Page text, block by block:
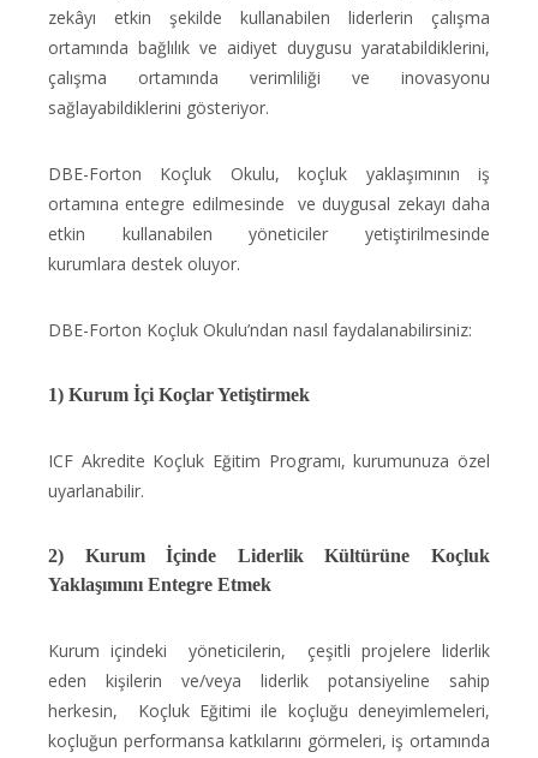
zekâyı etkin şekilde kullanabilen liderlerin çalışma
ortamında bağlılık ve aidiyet duygusu yaratabildiklerini,
çalışma ortamında verimliliği ve inovasyonu
sağlayabildiklerini gösteriyor.
DBE-Forton Koçluk Okulu, koçluk yaklaşımının iş
ortamına entegre edilmesinde ve duygusal zekayı daha
etkin kullanabilen yöneticiler yetiştirilmesinde
kurumlara destek oluyor.
DBE-Forton Koçluk Okulu’ndan nasıl faydalanabilirsiniz:
1) Kurum İçi Koçlar Yetiştirmek
ICF Akredite Koçluk Eğitim Programı, kurumunuza özel
uyarlanabilir.
2) Kurum İçinde Liderlik Kültürüne Koçluk
Yaklaşımını Entegre Etmek
Kurum içindeki yöneticilerin, çeşitli projelere liderlik
eden kişilerin ve/veya liderlik potansiyeline sahip
herkesin, Koçluk Eğitimi ile koçluğu deneyimlemeleri,
koçluğun performansa katkılarını görmeleri, iş ortamında